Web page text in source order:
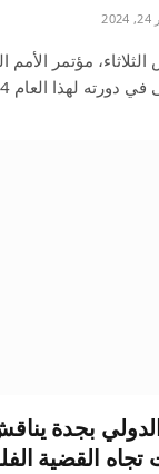
مؤتمر الأمم
لهذا العام 2024، وذلك…
الدولي بجدة
القضية